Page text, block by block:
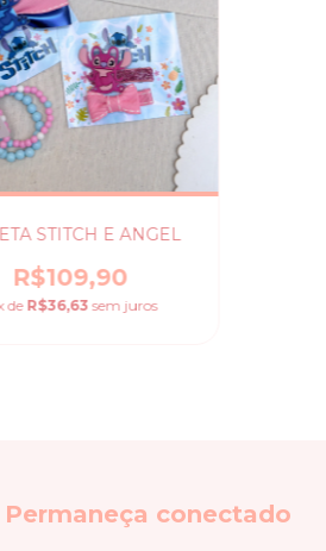
STITCH E ANGEL
R$109,90
de R$36,63 sem juros
Permaneça conectado